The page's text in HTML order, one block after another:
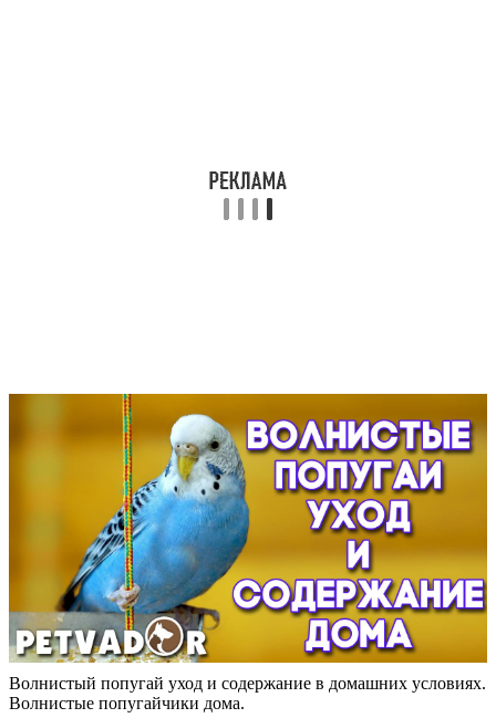
Волнистый попугай уход и содержание в домашних условиях.
Волнистые попугайчики дома.